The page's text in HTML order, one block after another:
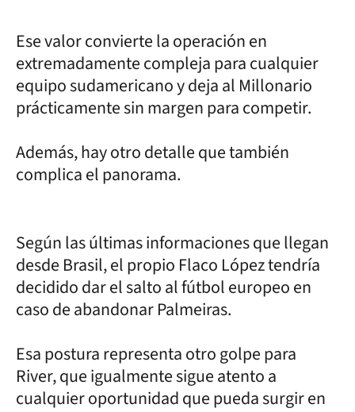
Ese valor convierte la operación en
extremadamente compleja para cualquier
equipo sudamericano y deja al Millonario
prácticamente sin margen para competir.
Además, hay otro detalle que también
complica el panorama.
Según las últimas informaciones que llegan
desde Brasil, el propio Flaco López tendría
decidido dar el salto al fútbol europeo en
caso de abandonar Palmeiras.
Esa postura representa otro golpe para
River, que igualmente sigue atento a
cualquier oportunidad que pueda surgir en